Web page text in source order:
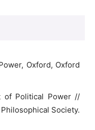
Oxford, Oxford
of Political Power //
Society.